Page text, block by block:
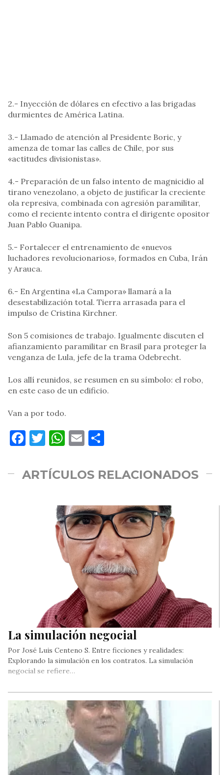
2.- Inyección de dólares en efectivo a las brigadas
durmientes de América Latina.
3.- Llamado de atención al Presidente Boric, y
amenza de tomar las calles de Chile, por sus
«actitudes divisionistas».
4.- Preparación de un falso intento de magnicidio al
tirano venezolano, a objeto de justificar la creciente
ola represiva, combinada con agresión paramilitar,
como el reciente intento contra el dirigente opositor
Juan Pablo Guanipa.
5.- Fortalecer el entrenamiento de «nuevos
luchadores revolucionarios», formados en Cuba, Irán
y Arauca.
6.- En Argentina «La Campora» llamará a la
desestabilización total. Tierra arrasada para el
impulso de Cristina Kirchner.
Son 5 comisiones de trabajo. Igualmente discuten el
afianzamiento paramilitar en Brasil para proteger la
venganza de Lula, jefe de la trama Odebrecht.
Los allí reunidos, se resumen en su símbolo: el robo,
en este caso de un edificio.
Van a por todo.
Facebook
Twitter
WhatsApp
Email
ARTÍCULOS RELACIONADOS
La simulación negocial
Por José Luis Centeno S. Entre ficciones y realidades:
Explorando la simulación en los contratos. La simulación
negocial se refiere…